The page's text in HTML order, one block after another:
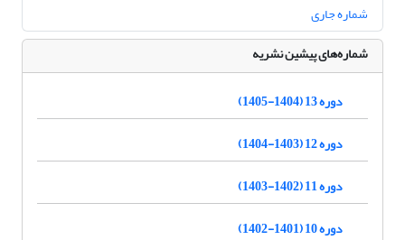
شماره جاری
شماره‌های پیشین نشریه
دوره 13 (1404-1405)
دوره 12 (1403-1404)
دوره 11 (1402-1403)
دوره 10 (1401-1402)